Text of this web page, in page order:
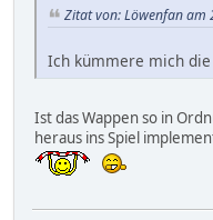
Zitat von: Löwenfan am
Ich kümmere mich
Ist das Wappen so in
heraus ins Spiel